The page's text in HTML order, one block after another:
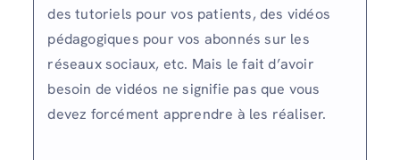
des tutoriels pour vos patients, des vidéos
pédagogiques pour vos abonnés sur les
réseaux sociaux, etc. Mais le fait d’avoir
besoin de vidéos ne signifie pas que vous
devez forcément apprendre à les réaliser.